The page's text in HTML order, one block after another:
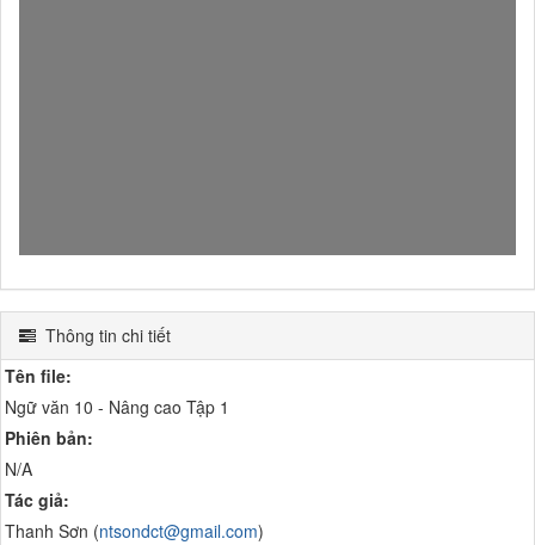
Thông tin chi tiết
Tên file:
Ngữ văn 10 - Nâng cao Tập 1
Phiên bản:
N/A
Tác giả:
Thanh Sơn (ntsondct@gmail.com)